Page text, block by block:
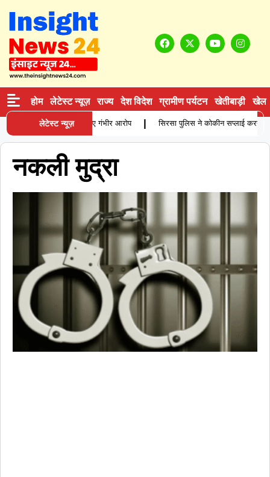
होम लेटेस्ट न्यूज़ राज्य देश विदेश ग्रामीण पर्यटन खेतीबाड़ी खेल
लेटेस्ट न्यूज़
की मौत, परिजनों ने लगाए गंभीर आरोप सिरसा पुलिस ने कोकीन सप्लाई करने
नकली मुद्रा